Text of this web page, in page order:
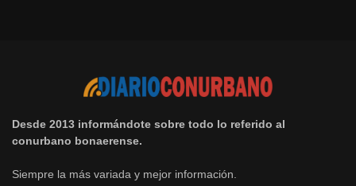
Desde 2013 informándote sobre todo lo referido al
conurbano bonaerense.
Siempre la más variada y mejor información.